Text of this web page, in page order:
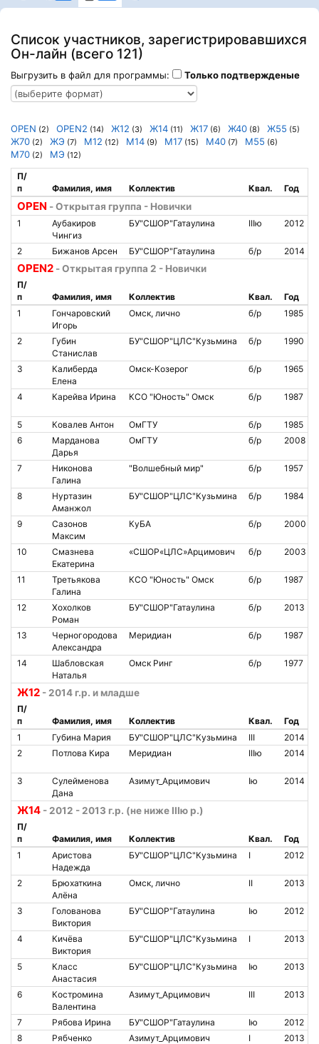
Список участников, зарегистрировавшихся
Он-лайн (всего 121)
Выгрузить в файл для программы: Только подтвержденые
OPEN (2) OPEN2 (14) Ж12 (3) Ж14 (11) Ж17 (6) Ж40 (8) Ж55 (5)
Ж70 (2) ЖЭ (7) М12 (12) М14 (9) М17 (15) М40 (7) М55 (6)
М70 (2) МЭ (12)
OPEN - Открытая группа - Новички
П/
п
Фамилия, имя Коллектив Квал. Год
1
Аубакиров
Чингиз
БУ"СШОР"Гатаулина IIIю 2012
2 Бижанов Арсен БУ"СШОР"Гатаулина б/р 2014
OPEN2 - Открытая группа 2 - Новички
П/
п
Фамилия, имя Коллектив Квал. Год
1
Гончаровский
Игорь
Омск, лично б/р 1985
2
Губин
Станислав
БУ"СШОР"ЦЛС"Кузьмина б/р 1990
3
Калиберда
Елена
Омск-Козерог б/р 1965
4 Карейва Ирина КСО "Юность" Омск б/р 1987
5
Ковалев Антон ОмГТУ б/р 1985
6
Марданова
Дарья
ОмГТУ б/р 2008
7
Никонова
Галина
"Волшебный мир" б/р 1957
8
Нуртазин
Аманжол
БУ"СШОР"ЦЛС"Кузьмина б/р 1984
9
Сазонов
Максим
КуБА б/р 2000
10
Смазнева
Екатерина
«СШОР«ЦЛС»Арцимович б/р 2003
11
Третьякова
Галина
КСО "Юность" Омск б/р 1987
12
Хохолков
Роман
БУ"СШОР"Гатаулина б/р 2013
13
Черногородова
Александра
Меридиан б/р 1987
14
Шабловская
Наталья
Омск Ринг б/р 1977
Ж12 - 2014 г.р. и младше
П/
п
Фамилия, имя Коллектив Квал. Год
1
Губина Мария БУ"СШОР"ЦЛС"Кузьмина III 2014
2
Потлова Кира Меридиан IIIю 2014
3
Сулейменова
Дана
Азимут_Арцимович Iю 2014
Ж14 - 2012 - 2013 г.р. (не ниже IIIю р.)
П/
п
Фамилия, имя Коллектив Квал. Год
1
Аристова
Надежда
БУ"СШОР"ЦЛС"Кузьмина I 2012
2
Брюхаткина
Алёна
Омск, лично II 2013
3
Голованова
Виктория
БУ"СШОР"Гатаулина Iю 2012
4
Кичёва
Виктория
БУ"СШОР"ЦЛС"Кузьмина I 2013
5
Класс
Анастасия
БУ"СШОР"ЦЛС"Кузьмина Iю 2013
6
Костромина
Валентина
Азимут_Арцимович III 2013
7 Рябова Ирина БУ"СШОР"Гатаулина Iю 2012
8
Рябченко Азимут_Арцимович I 2013